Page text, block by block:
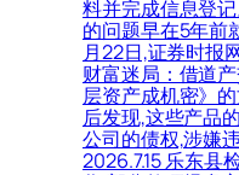
料并完成信息登
的问题早在5年前
月22日,证券时报
财富迷局：借道
层资产成机密》
后发现,这些产品
公司的债权,涉嫌
2026.7.15 乐东县